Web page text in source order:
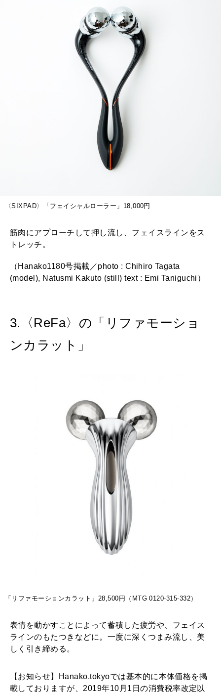
〈SIXPAD〉「フェイシャルローラー」18,000円
筋肉にアプローチして押し流し、フェイスラインをス
トレッチ。
（Hanako1180号掲載／photo : Chihiro Tagata
(model), Natusmi Kakuto (still) text : Emi Taniguchi）
3.〈ReFa〉の「リファモーショ
ンカラット」
「リファモーションカラット」28,500円（MTG 0120-315-332）
表情を動かすことによって蓄積した疲労や、フェイス
ラインのもたつきなどに。一度に深くつまみ流し、美
しく引き締める。
【お知らせ】Hanako.tokyoでは基本的に本体価格を掲
載しておりますが、2019年10月1日の消費税率改定以